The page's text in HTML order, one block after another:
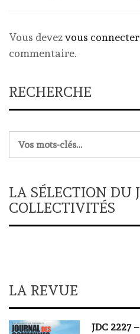
Vous devezvous connecter
commentaire.
RECHERCHE
LA SÉLECTION DU
COLLECTIVITÉS
LA REVUE
JDC 2227